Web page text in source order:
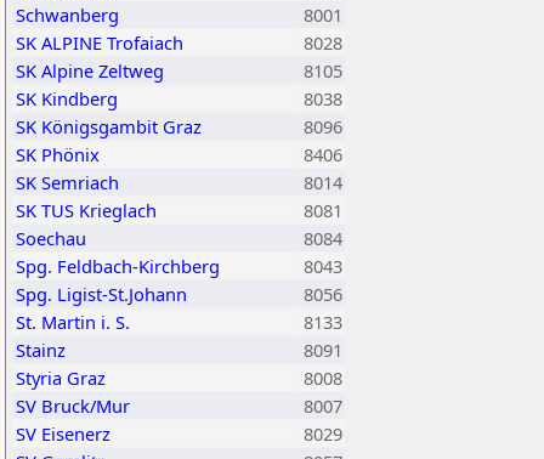
Schwanberg
8001
SK ALPINE Trofaiach
8028
SK Alpine Zeltweg
8105
SK Kindberg
8038
SK Königsgambit Graz
8096
SK Phönix
8406
SK Semriach
8014
SK TUS Krieglach
8081
Soechau
8084
Spg. Feldbach-Kirchberg
8043
Spg. Ligist-St.Johann
8056
St. Martin i. S.
8133
Stainz
8091
Styria Graz
8008
SV Bruck/Mur
8007
SV Eisenerz
8029